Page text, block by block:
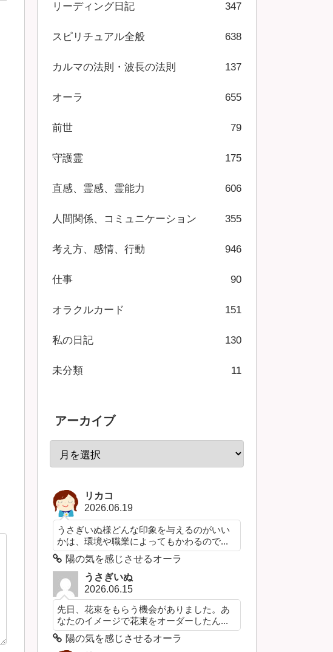
リーディング日記 347
スピリチュアル全般 638
カルマの法則・波長の法則 137
オーラ 655
前世 79
守護霊 175
直感、霊感、霊能力 606
人間関係、コミュニケーション 355
考え方、感情、行動 946
仕事 90
オラクルカード 151
私の日記 130
未分類 11
アーカイブ
リカコ
2026.06.19
うさぎいぬ様どんな印象を与えるのがいい
かは、環境や職業によってもかわるので...
陽の気を感じさせるオーラ
うさぎいぬ
2026.06.15
先日、花束をもらう機会がありました。あ
なたのイメージで花束をオーダーしたん...
陽の気を感じさせるオーラ